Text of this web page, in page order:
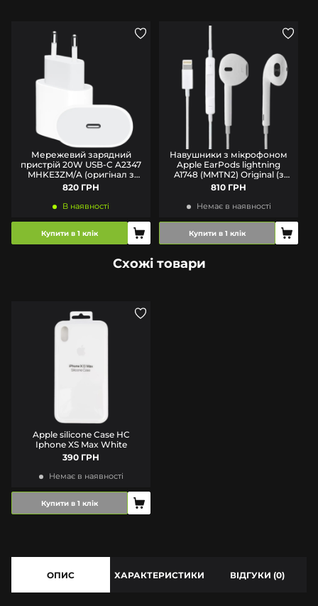
Мережевий зарядний
пристрій 20W USB-C A2347
MHKE3ZM/A (оригінал з
комплекту)
820 ГРН
В наявності
Купити в 1 клік
Навушники з мікрофоном
Apple EarPods lightning
A1748 (MMTN2) Original (з
комплекту)
810 ГРН
Немає в наявності
Купити в 1 клік
Схожі товари
Apple silicone Case HC
Iphone XS Max White
390 ГРН
Немає в наявності
Купити в 1 клік
ОПИС ХАРАКТЕРИСТИКИ ВІДГУКИ (0)